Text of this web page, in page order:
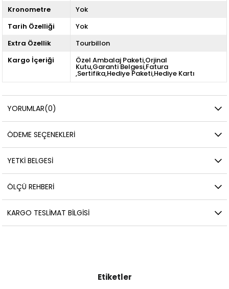
Kronometre
Yok
Tarih Özelliği
Yok
Extra Özellik
Tourbillon
Kargo İçeriği
Özel Ambalaj Paketi,Orjinal
Kutu,Garanti Belgesi,Fatura
,Sertifika,Hediye Paketi,Hediye Kartı
YORUMLAR(0)
ÖDEME SEÇENEKLERI
YETKİ BELGESİ
ÖLÇÜ REHBERI
KARGO TESLIMAT BILGISI
Etiketler